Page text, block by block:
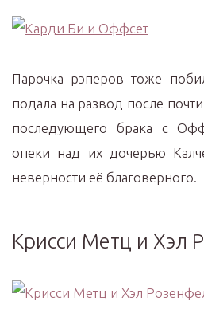
Парочка рэперов тоже
подала на развод после
последующего брака с
опеки над их дочерью
неверности её благоверного.
Крисси Метц и Хэл